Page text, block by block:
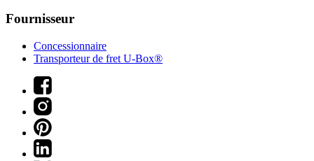
Fournisseur
Concessionnaire
Transporteur de fret U-Box®